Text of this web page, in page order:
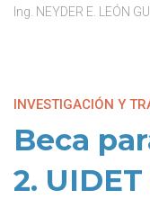
Ing. NEYDER E. LEÓN
INVESTIGACIÓN Y
Beca
2.